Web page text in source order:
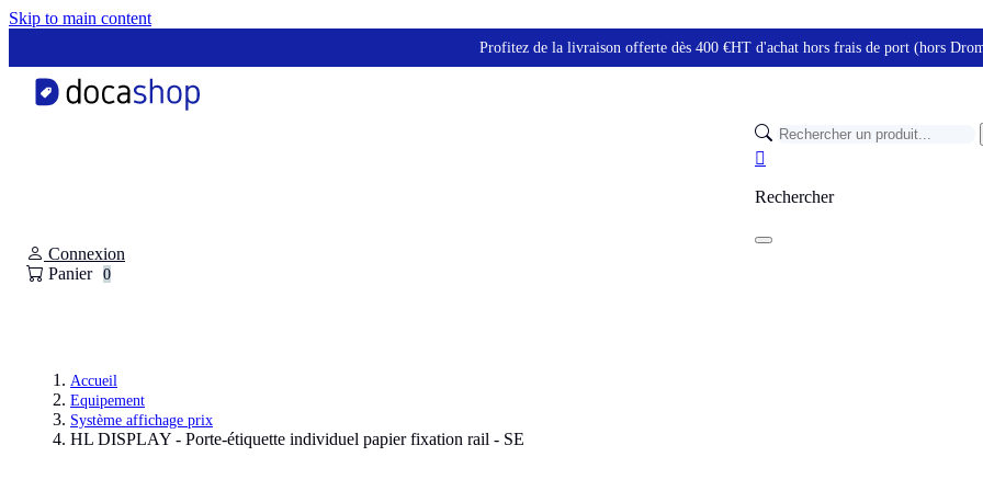
Skip to main content
Profitez de la livraison offerte dès 400 €HT d'achat hors frais de port (hors

Rechercher
Connexion
Panier
0
Accueil
Equipement
Système affichage prix
HL DISPLAY - Porte-étiquette individuel papier fixation rail - SE
Panneau de gestion des cookies